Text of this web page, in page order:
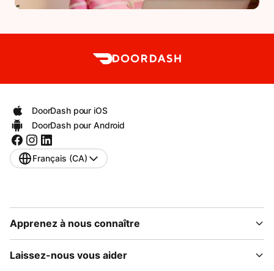
DoorDash pour iOS
DoorDash pour Android
Français (CA)
Apprenez à nous connaître
Laissez-nous vous aider